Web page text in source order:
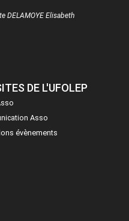
DELAMOYE Elisabeth
DE L'UFOLEP
Asso
évènements